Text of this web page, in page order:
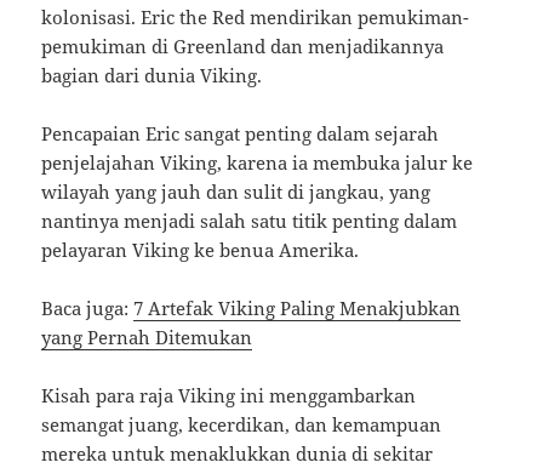
kolonisasi. Eric the Red mendirikan pemukiman-
pemukiman di Greenland dan menjadikannya
bagian dari dunia Viking.
Pencapaian Eric sangat penting dalam sejarah
penjelajahan Viking, karena ia membuka jalur ke
wilayah yang jauh dan sulit di jangkau, yang
nantinya menjadi salah satu titik penting dalam
pelayaran Viking ke benua Amerika.
Baca juga: 7 Artefak Viking Paling Menakjubkan
yang Pernah Ditemukan
Kisah para raja Viking ini menggambarkan
semangat juang, kecerdikan, dan kemampuan
mereka untuk menaklukkan dunia di sekitar